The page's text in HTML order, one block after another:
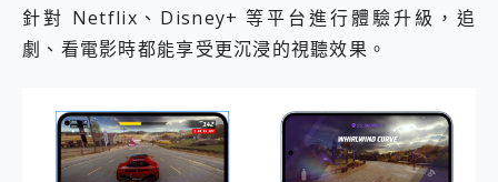
針對 Netflix、Disney+ 等平台進行體驗升級，追
劇、看電影時都能享受更沉浸的視聽效果。